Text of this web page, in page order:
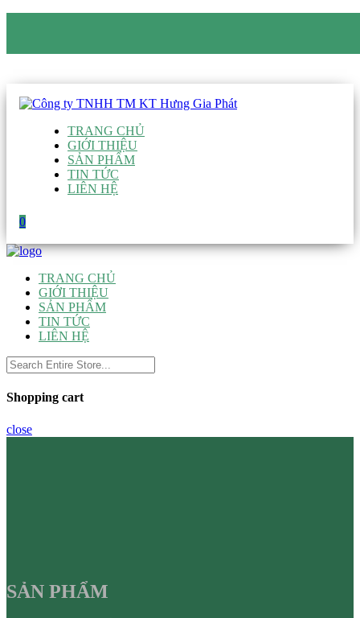
TRANG CHỦ
GIỚI THIỆU
SẢN PHẨM
TIN TỨC
LIÊN HỆ
0
TRANG CHỦ
GIỚI THIỆU
SẢN PHẨM
TIN TỨC
LIÊN HỆ
Shopping cart
close
SẢN PHẨM